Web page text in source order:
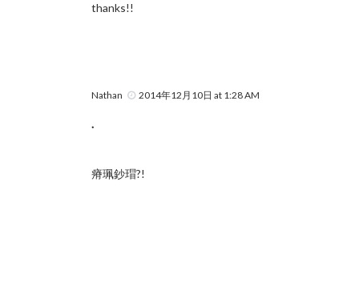
thanks!!
Nathan 2014年12月10日 at 1:28 AM
.
瘠珮鈔瑁?!